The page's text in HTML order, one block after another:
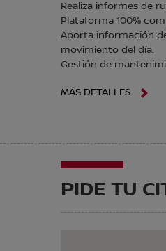
Realiza informes de
Plataforma 100%
Aporta información
movimiento del día.
Gestión de
MÁS DETALLES
PIDE TU